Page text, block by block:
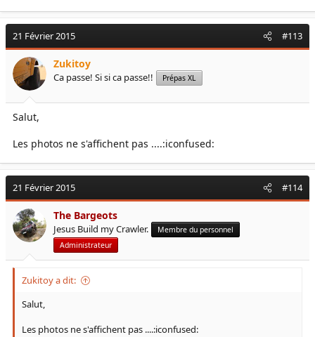
21 Février 2015 #113
Zukitoy
Ca passe! Si si ca passe!! Prépas XL
Salut,
Les photos ne s'affichent pas ....:iconfused:
21 Février 2015 #114
The Bargeots
Jesus Build my Crawler.
Membre du personnel
Administrateur
Zukitoy a dit:
Salut,
Les photos ne s'affichent pas ....:iconfused: